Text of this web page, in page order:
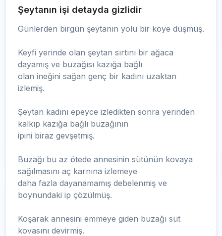
Şeytanın işi detayda gizlidir
Günlerden birgün şeytanın yolu bir köye düşmüş.
Keyfi yerinde olan şeytan sırtını bir ağaca
dayamış ve buzağısı kazığa bağlı
olan ineğini sağan genç bir kadını uzaktan
izlemiş.
Şeytan kadını epeyce izledikten sonra yerinden
kalkıp kazığa bağlı buzağının
ipini biraz gevşetmiş.
Buzağı bu az ötede annesinin sütünün kovaya
sağılmasını aç karnına izlemeye
daha fazla dayanamamış debelenmiş ve
boynundaki ip çözülmüş.
Koşarak annesini emmeye giden buzağı süt
kovasını devirmiş.